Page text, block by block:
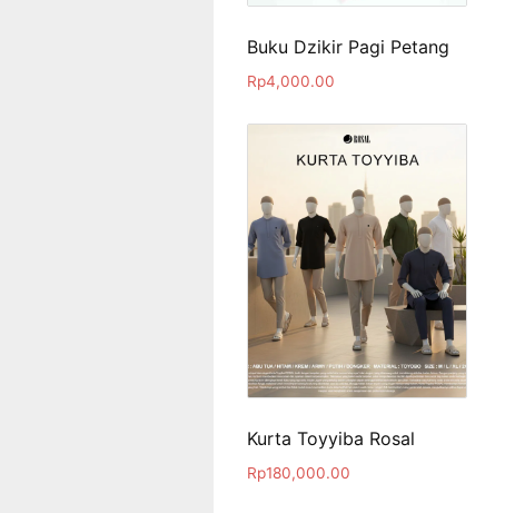
Buku Dzikir Pagi Petang
Rp4,000.00
Kurta Toyyiba Rosal
Rp180,000.00